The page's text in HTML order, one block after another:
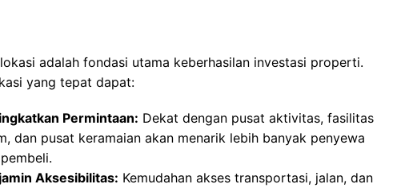
adalah fondasi utama keberhasilan investasi properti.
yang tepat dapat:
Permintaan: Dekat dengan pusat aktivitas, fasilitas
dan pusat keramaian akan menarik lebih banyak penyewa
Aksesibilitas: Kemudahan akses transportasi, jalan, dan